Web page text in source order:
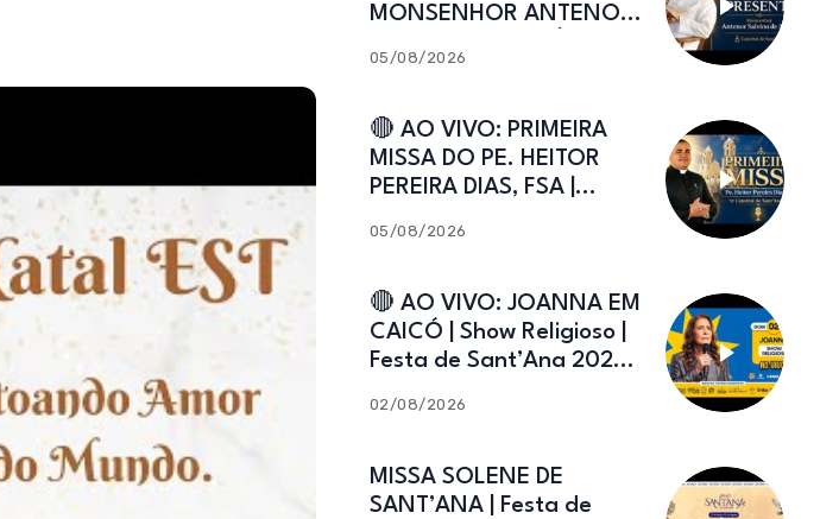
MONSENHOR ANTENOR
Catedral de Sant’Ana
05/08/2026
🔴 AO VIVO: PRIMEIRA
MISSA DO PE. HEITOR
PEREIRA DIAS, FSA |
Caicó-RN
05/08/2026
🔴 AO VIVO: JOANNA EM
CAICÓ | Show Religioso |
Festa de Sant’Ana 2026 |
02/08/2026
MISSA SOLENE DE
SANT’ANA | Festa de